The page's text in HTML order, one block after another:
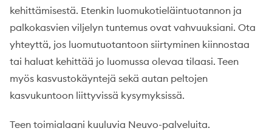
kehittämisestä. Etenkin luomukotieläintuotannon ja
palkokasvien viljelyn tuntemus ovat vahvuuksiani. Ota
yhteyttä, jos luomutuotantoon siirtyminen kiinnostaa
tai haluat kehittää jo luomussa olevaa tilaasi. Teen
myös kasvustokäyntejä sekä autan peltojen
kasvukuntoon liittyvissä kysymyksissä.
Teen toimialaani kuuluvia Neuvo-palveluita.